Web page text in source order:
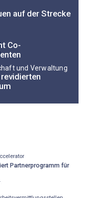
auf der Strecke
Co-
und Verwaltung
Partnerprogramm für